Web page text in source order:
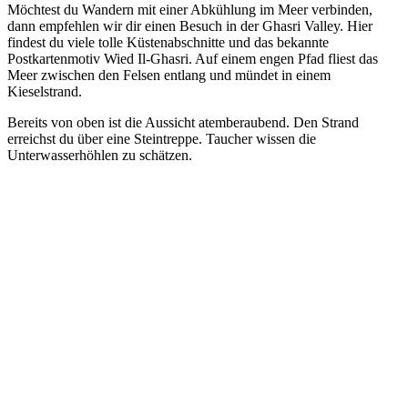
Möchtest du Wandern mit einer Abkühlung im Meer verbinden,
dann empfehlen wir dir einen Besuch in der Ghasri Valley. Hier
findest du viele tolle Küstenabschnitte und das bekannte
Postkartenmotiv Wied Il-Ghasri. Auf einem engen Pfad fliest das
Meer zwischen den Felsen entlang und mündet in einem
Kieselstrand.
Bereits von oben ist die Aussicht atemberaubend. Den Strand
erreichst du über eine Steintreppe. Taucher wissen die
Unterwasserhöhlen zu schätzen.